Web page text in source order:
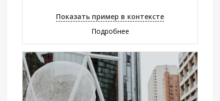
Показать пример в контексте
Подробнее